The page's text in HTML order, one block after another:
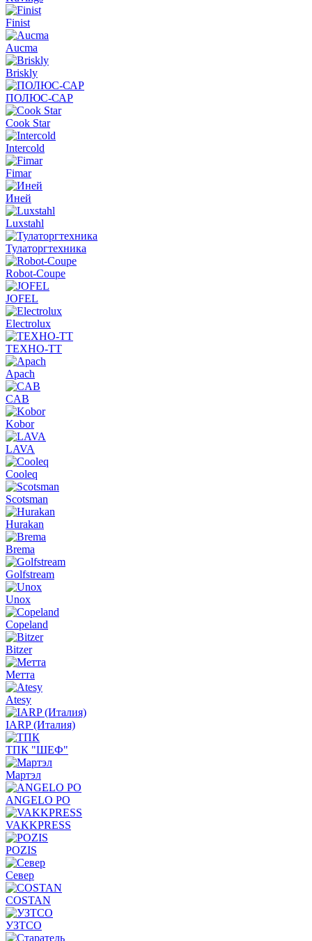
Finist
Aucma
Briskly
ПОЛЮС-САР
Cook Star
Intercold
Fimar
Иней
Luxstahl
Тулаторгтехника
Robot-Coupe
JOFEL
Electrolux
ТЕХНО-ТТ
Apach
CAB
Kobor
LAVA
Cooleq
Scotsman
Hurakan
Brema
Golfstream
Unox
Copeland
Bitzer
Метта
Atesy
IARP (Италия)
ТПК "ШЕФ"
Мартэл
ANGELO PO
VAKKPRESS
POZIS
Север
COSTAN
УЗТСО